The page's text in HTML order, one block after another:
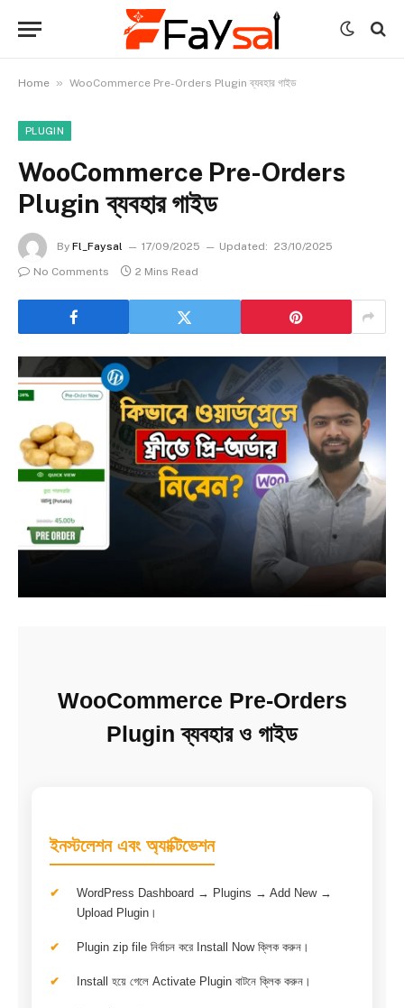
Home » WooCommerce Pre-Orders Plugin ব্যবহার গাইড
PLUGIN
WooCommerce Pre-Orders
Plugin ব্যবহার গাইড
By Fl_Faysal 17/09/2025 Updated: 23/10/2025
No Comments
2 Mins Read
WooCommerce Pre-Orders
Plugin ব্যবহার ও গাইড
ইনস্টলেশন এবং অ্যাক্টিভেশন
WordPress Dashboard → Plugins → Add New →
Upload Plugin।
Plugin zip file নির্বাচন করে Install Now ক্লিক করুন।
Install হয়ে গেলে Activate Plugin বাটনে ক্লিক করুন।